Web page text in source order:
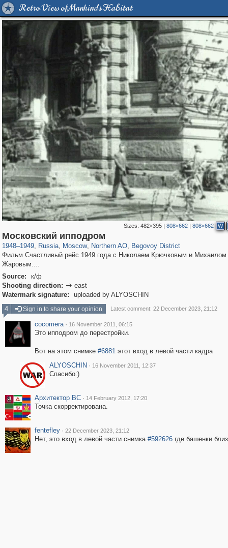
Retro View of Mankind's Habitat
Sizes: 482×395| 808×662| 808×662 W
Московский ипподром
1948–1949, Russia
1,405,779 29,243
, Moscow
319,716 8,286
, Northern AO
22,533 598
, Begovoy District
Фильм Счастливый рейс 1949 года с Николаем Крючковым и Михаилом
Жаровым....
Source:
к/ф
Shooting direction:  east
Watermark signature:
uploaded by ALYOSCHIN
4
Sign in to share your opinion Latest comment: 22 December 2023, 21:12
cocomera · 16 November 2011, 06:15
Это ипподром до перестройки.
Вот на этом снимке #6881этот вход в левой части кадра
ALYOSCHIN · 16 November 2011, 12:37
Спасибо:)
Архитектор ВС · 14 February 2012, 17:20
Точка скорректирована.
fentefley · 22 December 2023, 21:12
Нет, это вход в левой части снимка #592626где башенки